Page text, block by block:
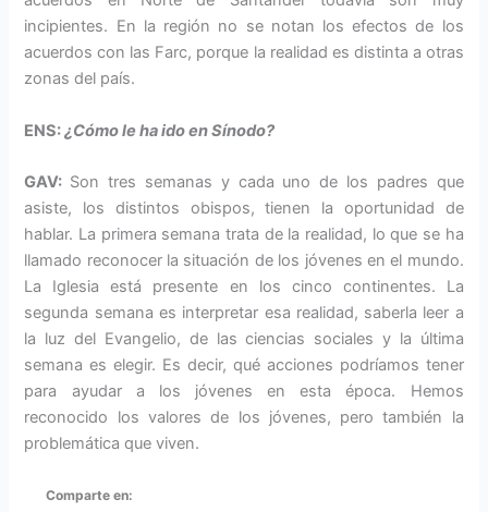
incipientes. En la región no se notan los efectos de los
acuerdos con las Farc, porque la realidad es distinta a otras
zonas del país.
ENS:¿Cómo le ha ido en Sínodo?
GAV: Son tres semanas y cada uno de los padres que
asiste, los distintos obispos, tienen la oportunidad de
hablar. La primera semana trata de la realidad, lo que se ha
llamado reconocer la situación de los jóvenes en el mundo.
La Iglesia está presente en los cinco continentes. La
segunda semana es interpretar esa realidad, saberla leer a
la luz del Evangelio, de las ciencias sociales y la última
semana es elegir. Es decir, qué acciones podríamos tener
para ayudar a los jóvenes en esta época. Hemos
reconocido los valores de los jóvenes, pero también la
problemática que viven.
Comparte en: